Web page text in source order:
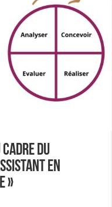
DU
Assistant en
»